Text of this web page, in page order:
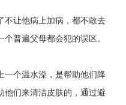
不让他病上加病，都不敢去
普遍父母都会犯的误区。
一个温水澡，是帮助他们降
他们来清洁皮肤的，通过避